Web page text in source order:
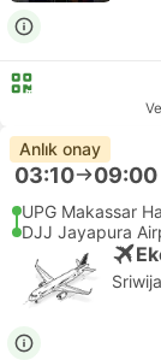
Anlık onay
03:10 09:00
UPG Makassar
DJJ Jayapura